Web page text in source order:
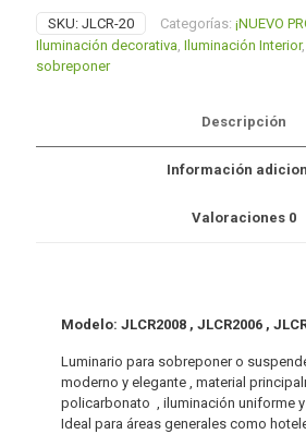
celing
POLIGONAL
cantidad
SKU: JLCR-20 Categorías: ¡NUEVO
Iluminación decorativa Iluminación Interior,
sobreponer
Descripción
Información
Valoraciones 0
Modelo: JLCR2008 , JLCR2006 ,
Luminario para sobreponer o
moderno y elegante , material
policarbonato , iluminación uniforme y
Ideal para áreas generales como